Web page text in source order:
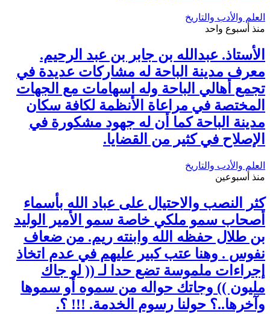
العلم والأدب والتاريخ
منذ أسبوع واحد
الأستاذ. عبدالله بن جابر بن عبد الرحيم.
معرف مدينة الباحة له مشاركات عديدة في
تجمع أهالي الباحة وله اسهامات مع الجهات
المختصة في مراعاة الأنظمة لكافة سكان
مدينة الباحة كما أن له جهود مشكورة في
الإصلاح في كثير من القضايا.
العلم والأدب والتاريخ
منذ أسبوعين
كثر النصب والاحتيال على عباد الله بأسماء
أصحاب سمو ملكي خاصة سمو الأمير الوليد
بن طلال حفظه الله وابنته ريم. من ضعاف
نفوس . وهنا عتب كبير عليهم في عدم اتخاذ
إجراءات ملموسة تضع حدا لـ (( لو جاك
مليون )) وجاتك حواله من سموه أو سموها
وآخرها..؟ حولنا رسوم الخدمة. !!! ؟.